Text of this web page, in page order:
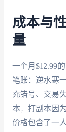
成本与
量
一个月$12.99
笔账：逆水寒
充错号、交易
本，打副本因
价格包含了一